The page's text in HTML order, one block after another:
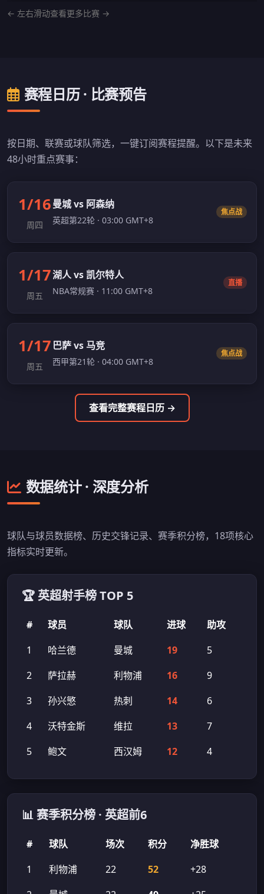
← 左右滑动查看更多比赛 →
赛程日历 · 比赛预告
按日期、联赛或球队筛选，一键订阅赛程提醒。以下是未来
48小时重点赛事：
1/16
周四
曼城 vs 阿森纳
英超第22轮 · 03:00 GMT+8
焦点战
1/17
周五
湖人 vs 凯尔特人
NBA常规赛 · 11:00 GMT+8
直播
1/17
周五
巴萨 vs 马竞
西甲第21轮 · 04:00 GMT+8
焦点战
查看完整赛程日历 →
数据统计 · 深度分析
球队与球员数据榜、历史交锋记录、赛季积分榜，18项核心
指标实时更新。
🏆 英超射手榜 TOP 5
# 球员 球队 进球
助攻
1
哈兰德 曼城 19
5
2
萨拉赫 利物浦 16
9
3
孙兴慜 热刺 14
6
4
沃特金斯 维拉 13
7
5
鲍文 西汉姆 12 4
📊 赛季积分榜 · 英超前6
# 球队 场次 积分
净胜球
1
利物浦 22 52
+28